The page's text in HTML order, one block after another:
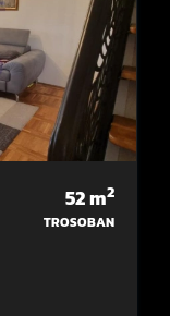
52m2
TROSOBAN